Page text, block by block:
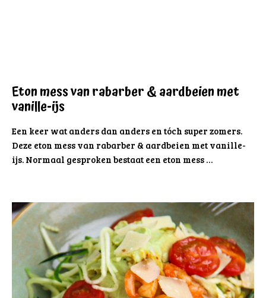
Eton mess van rabarber & aardbeien met
vanille-ijs
Een keer wat anders dan anders en tóch super zomers.
Deze eton mess van rabarber & aardbeien met vanille-
ijs. Normaal gesproken bestaat een eton mess …